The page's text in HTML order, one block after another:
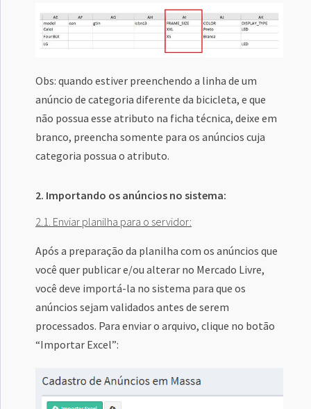
Obs: quando estiver preenchendo a linha de um
anúncio de categoria diferente da bicicleta, e que
não possua esse atributo na ficha técnica, deixe em
branco, preencha somente para os anúncios cuja
categoria possua o atributo.
2. Importando os anúncios no sistema:
2.1. Enviar planilha para o servidor:
Após a preparação da planilha com os anúncios que
você quer publicar e/ou alterar no Mercado Livre,
você deve importá-la no sistema para que os
anúncios sejam validados antes de serem
processados. Para enviar o arquivo, clique no botão
“Importar Excel”: